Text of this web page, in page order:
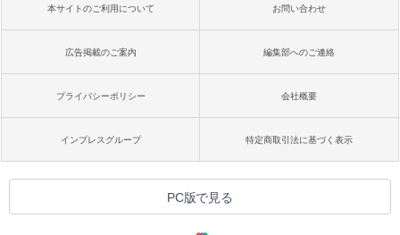
本サイトのご利用について お問い合わせ
広告掲載のご案内 編集部へのご連絡
プライバシーポリシー 会社概要
インプレスグループ 特定商取引法に基づく表示
PC版で見る